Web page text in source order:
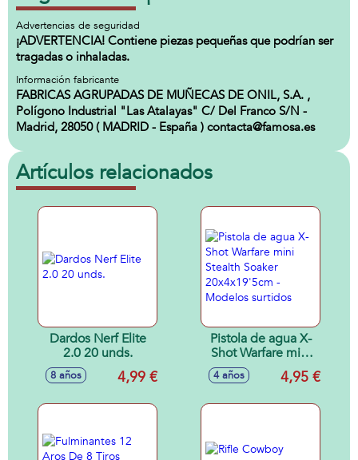
Advertencias de seguridad
¡ADVERTENCIA! Contiene piezas pequeñas que podrían ser
tragadas o inhaladas.
Información fabricante
FABRICAS AGRUPADAS DE MUÑECAS DE ONIL, S.A. ,
Polígono Industrial "Las Atalayas" C/ Del Franco S/N -
Madrid, 28050 ( MADRID - España ) contacta@famosa.es
Artículos relacionados
Dardos Nerf Elite
2.0 20 unds.
8 años 4,99 €
Pistola de agua X-
Shot Warfare mini
Stealth Soaker
20x4x19'5cm -
4 años 4,95 €